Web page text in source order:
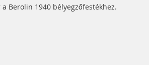
Berolin 1940 bélyegzőfestékhez.